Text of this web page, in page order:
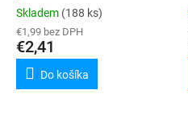
Skladem (188 ks)
€1,99 bez DPH
€2,41
Do košíka